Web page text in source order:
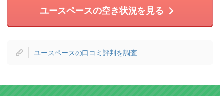
ユースペースの空き状況を見る
ユースペースの口コミ評判を調査